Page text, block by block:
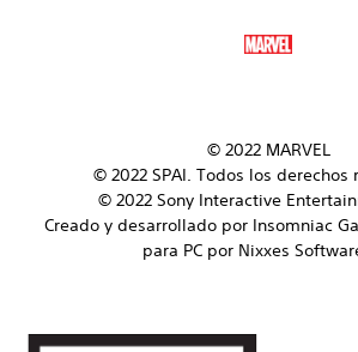
© 2022 MARVEL
© 2022 SPAI. Todos los derechos
© 2022 Sony Interactive
Creado y desarrollado por Insomniac
para PC por Nixxes